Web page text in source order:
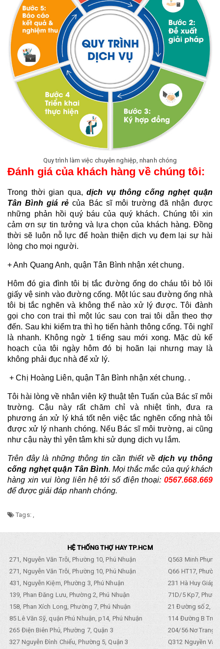
Quy trình làm việc chuyên nghiệp, nhanh chóng
Đánh giá của khách hàng về chúng tôi:
Trong thời gian qua, dịch vụ thông cống nghẹt quận
Tân Bình giá rẻ của Bác sĩ môi trường đã nhận được
những phản hồi quý báu của quý khách. Chúng tôi xin
cảm ơn sự tin tưởng và lựa chọn của khách hàng. Đồng
thời sẽ luôn nỗ lực để hoàn thiện dịch vụ đem lại sự hài
lòng cho mọi người.
+ Anh Quang Anh, quận Tân Bình nhận xét chung.
Hôm đó gia đình tôi bị tắc đường ống do cháu tôi bỏ lõi
giấy vệ sinh vào đường cống. Một lúc sau đường ống nhà
tôi bị tắc nghẽn và không thể nào xử lý được. Tôi đành
gọi cho con trai thì một lúc sau con trai tôi dẫn theo thợ
đến. Sau khi kiểm tra thì họ tiến hành thông cống. Tôi nghĩ
là nhanh. Không ngờ 1 tiếng sau mới xong. Mặc dù kế
hoạch của tôi ngày hôm đó bị hoãn lại nhưng may là
không phải đục nhà để xử lý.
+ Chị Hoàng Liên, quận Tân Bình nhận xét chung. .
Tôi hài lòng về nhân viên kỹ thuật tên Tuấn của Bác sĩ môi
trường. Cậu này rất chăm chỉ và nhiệt tình, đưa ra
phương án xử lý khá tốt nên việc tắc nghẽn cống nhà tôi
được xử lý nhanh chóng. Nếu Bác sĩ môi trường, ai cũng
như cậu này thì yên tâm khi sử dụng dịch vụ lắm.
Trên đây là những thông tin cần thiết về dịch vụ thông
cống nghẹt quận Tân Bình. Mọi thắc mắc của quý khách
hàng xin vui lòng liên hệ tới số điện thoại: 0567.668.669
để được giải đáp nhanh chóng.
Tags: ,
HỆ THỐNG THỢ HAY TP.HCM
271, Nguyễn Văn Trỗi, Phường 10, Phú Nhuận
Q563 Minh
271, Nguyễn Văn Trỗi, Phường 10, Phú Nhuận
Q66 HT17,
431, Nguyễn Kiệm, Phường 3, Phú Nhuận
231 Hà Huy Giáp,
139, Phan Đăng Lưu, Phường 2, Phú Nhuận
71D/5 Kp7,
158, Phan Xích Long, Phường 7, Phú Nhuận
21 Đường số 2,
85 Lê Văn Sỹ, quận Phú Nhuận, p14, Phú Nhuận
114 Đường B
265 Điện Biên Phủ, Phường 7, Quận 3
204/56 Nơ Trang
327 Nguyễn Đình Chiểu, Phường 5, Quận 3
Q312 Nguyền